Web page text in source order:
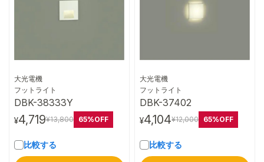
大光電機
フットライト
DBK-38333Y
¥4,719¥13,800 65%OFF
比較する
大光電機
フットライト
DBK-37402
¥4,104¥12,000 65%OFF
比較する